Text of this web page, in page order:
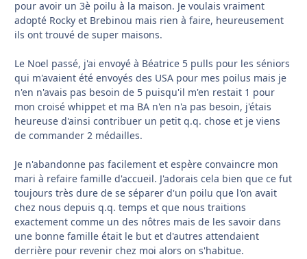
pour avoir un 3è poilu à la maison. Je voulais vraiment
adopté Rocky et Brebinou mais rien à faire, heureusement
ils ont trouvé de super maisons.
Le Noel passé, j'ai envoyé à Béatrice 5 pulls pour les séniors
qui m'avaient été envoyés des USA pour mes poilus mais je
n'en n'avais pas besoin de 5 puisqu'il m'en restait 1 pour
mon croisé whippet et ma BA n'en n'a pas besoin, j'étais
heureuse d'ainsi contribuer un petit q.q. chose et je viens
de commander 2 médailles.
Je n'abandonne pas facilement et espère convaincre mon
mari à refaire famille d'accueil. J'adorais cela bien que ce fut
toujours très dure de se séparer d'un poilu que l'on avait
chez nous depuis q.q. temps et que nous traitions
exactement comme un des nôtres mais de les savoir dans
une bonne famille était le but et d'autres attendaient
derrière pour revenir chez moi alors on s'habitue.